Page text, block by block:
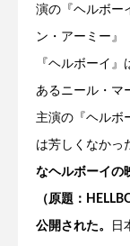
演の『ヘルボー
ン・アーミー』
『ヘルボーイ
あるニール・マ
主演の『ヘルボ
は芳しくなかっ
なヘルボーイの
（原題：
公開された。 日